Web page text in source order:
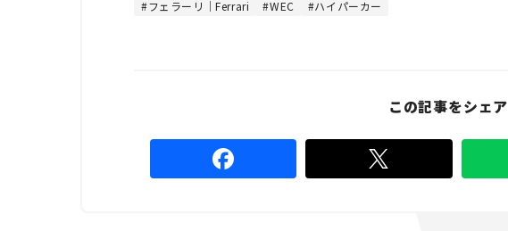
フェラーリ｜Ferrari WEC ハイパーカー
この記事をシェア